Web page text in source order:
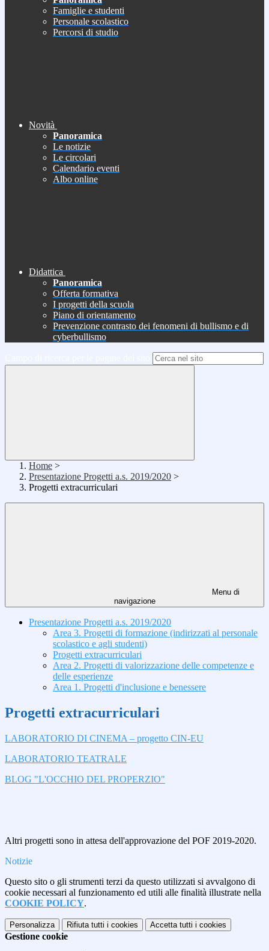
Famiglie e studenti
Personale scolastico
Percorsi di studio
Novità
Panoramica
Le notizie
Le circolari
Calendario eventi
Albo online
Didattica
Panoramica
Offerta formativa
I progetti della scuola
Piano di orientamento
Prevenzione contrasto dei fenomeni di bullismo e di
cyberbullismo
Home >
Presentazione Progetti a.s. 2019/2020 >
Progetti extracurriculari
Menu di
navigazione
Presentazione Progetti a.s. 2019/2020
Area 3. Progetti di formazione (indirizzati al personale
scolastico e agli studenti)
Progetti extracurriculari
Area 2. Progetti di valorizzazione delle competenze e
delle esperienze
Area 1. Progetti d'inclusione e benessere
Progetti extracurriculari
LABORATORIO DI CINEMA – progetto CIN-EU
LABORATORIO TEATRALE
BLOG "L'OCCHIO DEL PROPERZIO"
Altri progetti sono in attesa dell'approvazione del POF 2019-2020.
Notizie
Questo sito o gli strumenti terzi da questo utilizzati si avvalgono di
cookie necessari al funzionamento ed utili alle finalità illustrate nella
COOKIE POLICY.
Personalizza Rifiuta tutti i cookies Accetta tutti i cookies
Gestione cookie